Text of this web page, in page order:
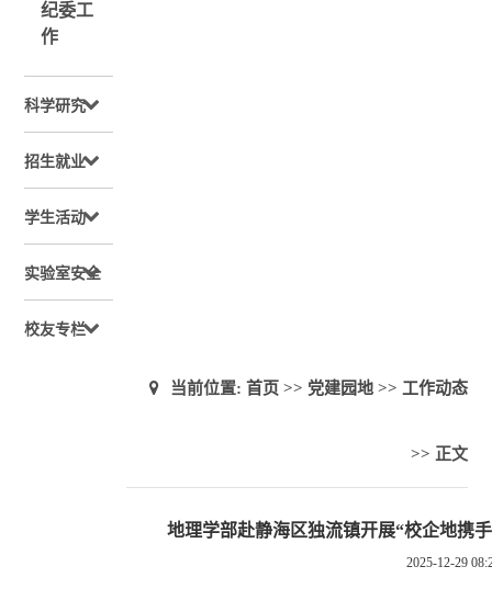
纪委工
作
科学研究
招生就业
学生活动
实验室安全
校友专栏
当前位置: 首页 >> 党建园地>> 工作动态
>> 正文
地理学部赴静海区独流镇开展“校企地携
2025-12-29